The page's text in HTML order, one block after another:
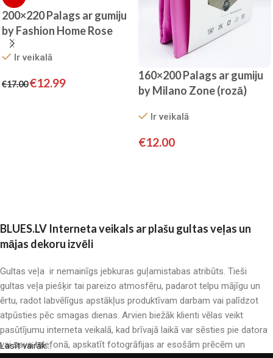
200×220 Palags ar gumiju
by Fashion Home Rose
/100% KOKVILNA SATĪNS
Ir veikalā
€17.00€12.99
160×200 Palags ar gumiju
by Milano Zone (rozā)
Ir veikalā
€12.00
BLUES.LV Interneta veikals ar plašu gultas veļas un
mājas dekoru izvēli
Gultas veļa ir nemainīgs jebkuras guļamistabas atribūts. Tieši
gultas veļa piešķir tai pareizo atmosfēru, padarot telpu mājīgu un
ērtu, radot labvēlīgus apstākļus produktīvam darbam vai palīdzot
atpūsties pēc smagas dienas. Arvien biežāk klienti vēlas veikt
pasūtījumu interneta veikalā, kad brīvajā laikā var sēsties pie datora
vai sava telefonā, apskatīt fotogrāfijas ar esošām prēcēm un
Lasīt vairāk...